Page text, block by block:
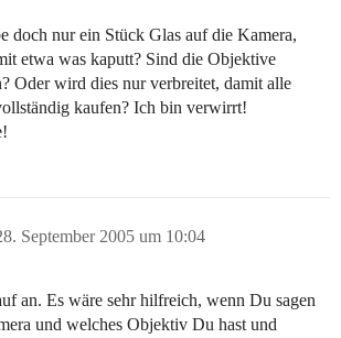
doch nur ein Stück Glas auf die Kamera,
etwa was kaputt? Sind die Objektive
Oder wird dies nur verbreitet, damit alle
kaufen? Ich bin verwirrt!
September 2005 um 10:04
an. Es wäre sehr hilfreich, wenn Du sagen
und welches Objektiv Du hast und